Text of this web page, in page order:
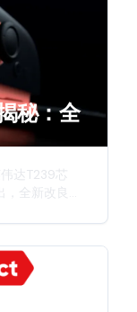
秘：全
达T239芯
全新改良版